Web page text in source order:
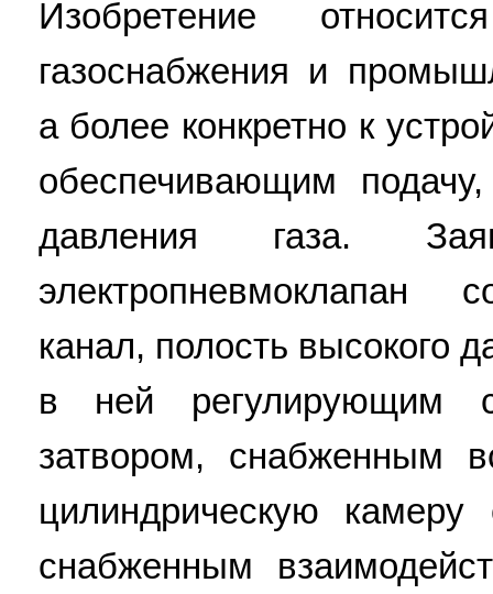
Изобретение
газоснабжения и
а более конкретно к
обеспечивающим
давления газа.
электропневмоклапан
канал, полость высокого
в ней регулирующим
затвором, снабженным
цилиндрическую
снабженным